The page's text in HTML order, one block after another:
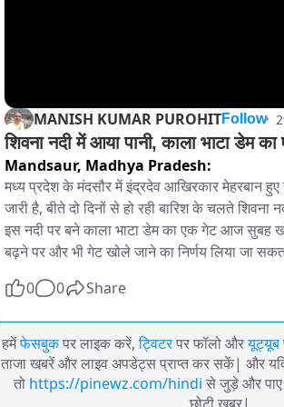
MANISH KUMAR PUROHITFollow
शिवना नदी में आया पानी, काला भाटा डेम
Mandsaur, Madhya Pradesh:
मध्य प्रदेश के मंदसौर में इंद्रदेव आखिरकार मेहरबान हुए
जारी है, बीते दो दिनों से हो रही बारिश के चलते
इस नदी पर बने काला भाटा डेम का एक गेट आज सुबह
बढ़ने पर और भी गेट खोले जाने का निर्णय लिया जा
0
0 Share
हमेंफेसबुक पर लाइक करें, ट्विटर पर फॉलो औरयूट्यूब
ताजा खबरें और लाइव अपडेट्स प्राप्त कर सकें| और
तो https://pinewz.com/hindi से जुड़े और पाए